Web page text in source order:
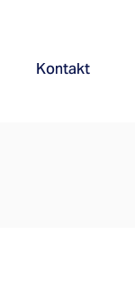
Kontakt